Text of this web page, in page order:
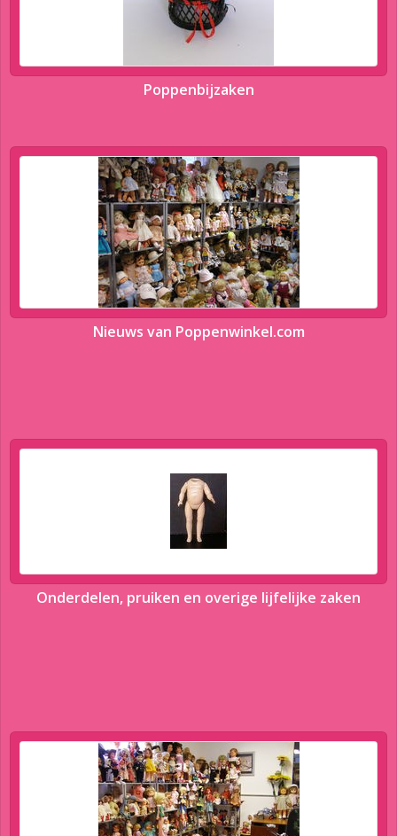
Poppenbijzaken
Nieuws van Poppenwinkel.com
Onderdelen, pruiken en overige lijfelijke zaken